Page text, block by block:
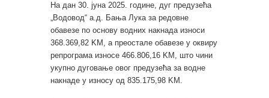
На дан 30. јуна 2025. године, дуг предузећа
„Водовод“ а.д. Бања Лука за редовне
обавезе по основу водних накнада износи
368.369,82 KМ, а преостале обавезе у оквиру
репрограма износе 466.806,16 KМ, што чини
укупно дуговање овог предузећа за водне
накнаде у износу од 835.175,98 KМ.